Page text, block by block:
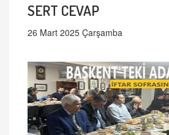
SERT CEVAP
26 Mart 2025 Çarşamba